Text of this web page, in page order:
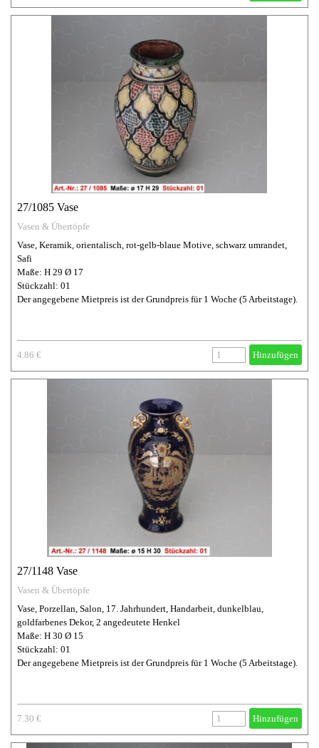
27/1085 Vase
Vasen & Übertöpfe
Vase, Keramik, orientalisch, rot-gelb-blaue Motive, schwarz umrandet,
Safi
Maße: H 29 Ø 17
Stückzahl: 01
Der angegebene Mietpreis ist der Grundpreis für 1 Woche (5 Arbeitstage).
4.86 € Hinzufügen
27/1148 Vase
Vasen & Übertöpfe
Vase, Porzellan, Salon, 17. Jahrhundert, Handarbeit, dunkelblau,
goldfarbenes Dekor, 2 angedeutete Henkel
Maße: H 30 Ø 15
Stückzahl: 01
Der angegebene Mietpreis ist der Grundpreis für 1 Woche (5 Arbeitstage).
7.30 € Hinzufügen